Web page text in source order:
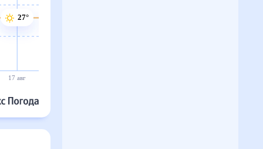
17 авг
27°